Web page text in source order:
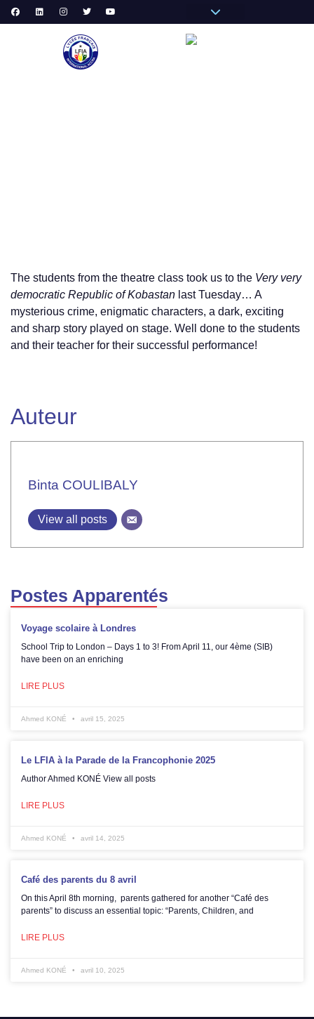
The students from the theatre class took us to the Very very
democratic Republic of Kobastan last Tuesday… A
mysterious crime, enigmatic characters, a dark, exciting
and sharp story played on stage. Well done to the students
and their teacher for their successful performance!
Auteur
Binta COULIBALY
View all posts
Postes Apparentés
Voyage scolaire à Londres
School Trip to London – Days 1 to 3! From April 11, our 4ème (SIB)
have been on an enriching
LIRE PLUS
Ahmed KONÉ avril 15, 2025
Le LFIA à la Parade de la Francophonie 2025
Author Ahmed KONÉ View all posts
LIRE PLUS
Ahmed KONÉ avril 14, 2025
Café des parents du 8 avril
On this April 8th morning, parents gathered for another “Café des
parents” to discuss an essential topic: “Parents, Children, and
LIRE PLUS
Ahmed KONÉ avril 10, 2025